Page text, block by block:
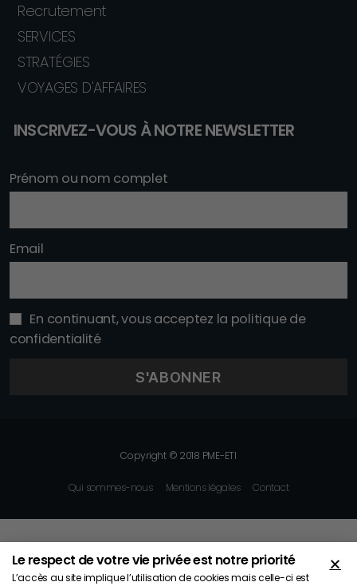
Recrutement
SERVICES
STRATÉGIES
VOYAGES D'AFFAIRES
INSCRIVEZ-VOUS À NOTRE NEWSLETTER
Prénom ou nom complet
Email
En continuant, vous acceptez la politique de
confidentialité
Copyright © 2018 PME-ETI
Qui sommes-nous Mentions légales Contact
×
Vous êtes dirigeant ou cadre ?
Vous avez une question ou besoin d'une
Le respect de votre vie privée est notre priorité
L’accès au site implique l’utilisation de cookies mais celle-ci est